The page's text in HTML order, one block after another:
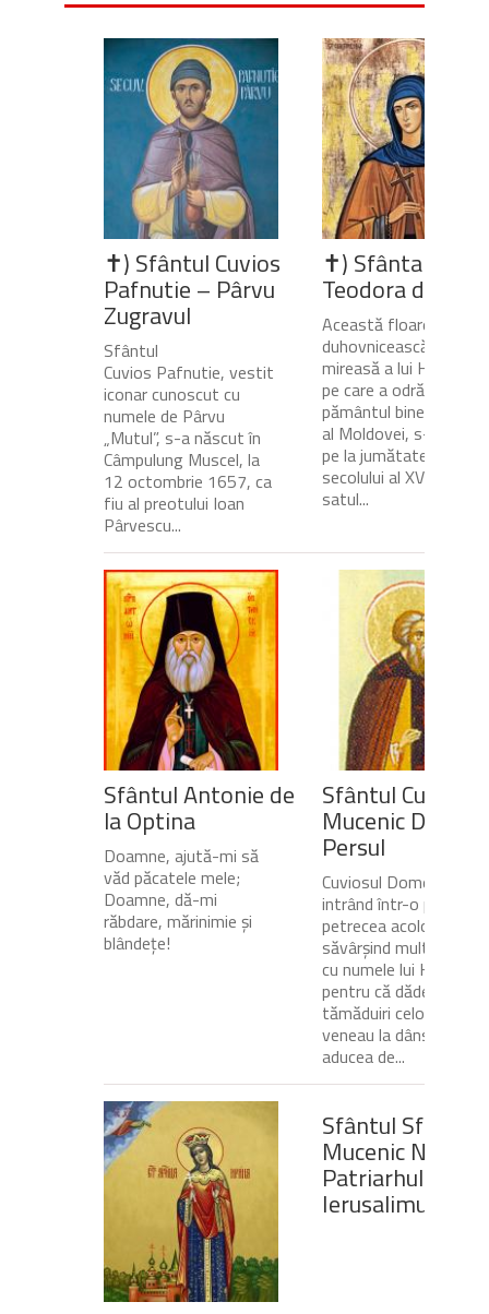
✝) Sfântul Cuvios
Pafnutie – Pârvu
Zugravul
Sfântul
Cuvios Pafnutie, vestit
iconar cunoscut cu
numele de Pârvu
„Mutul”, s-a născut în
Câmpulung Muscel, la
12 octombrie 1657, ca
fiu al preotului Ioan
Pârvescu...
✝) Sfânta
Teodora de la
Această floare
duhovnicească și
mireasă a lui Hristos,
pe care a odrăslit-o
pământul
al Moldovei, s-a
pe la jumătatea
secolului al XVII-lea, în
satul...
Sfântul Antonie de
la Optina
Doamne, ajută-mi să
văd păcatele mele;
Doamne, dă-mi
răbdare, mărinimie şi
blândeţe!
Sfântul Cuvios
Mucenic
Persul
Cuviosul Dometie
intrând într-o peșteră,
petrecea acolo
săvârșind multe minuni
cu numele lui Hristos,
pentru că dădea
tămăduiri celor ce
veneau la dânsul și îi
aducea de...
Sfântul Sfinţit
Mucenic Narcis,
Patriarhul
Ierusalimului